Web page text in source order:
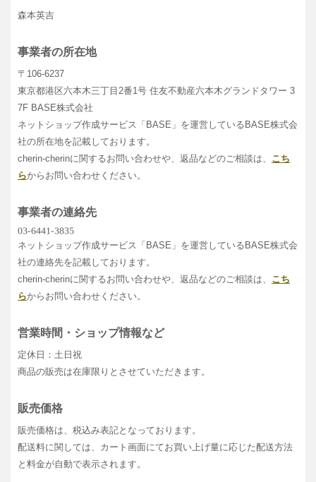
森本英吉
事業者の所在地
〒106-6237
東京都港区六本木三丁目2番1号 住友不動産六本木グランドタワー 3
7F BASE株式会社
ネットショップ作成サービス「BASE」を運営しているBASE株式会
社の所在地を記載しております。
cherin-cherinに関するお問い合わせや、返品などのご相談は、 こち
らからお問い合わせください。
事業者の連絡先
ネットショップ作成サービス「BASE」を運営しているBASE株式会
社の連絡先を記載しております。
cherin-cherinに関するお問い合わせや、返品などのご相談は、 こち
らからお問い合わせください。
営業時間・ショップ情報など
定休日：土日祝
商品の販売は在庫限りとさせていただきます。
販売価格
販売価格は、税込み表記となっております。
配送料に関しては、カート画面にてお買い上げ量に応じた配送方法
と料金が自動で表示されます。